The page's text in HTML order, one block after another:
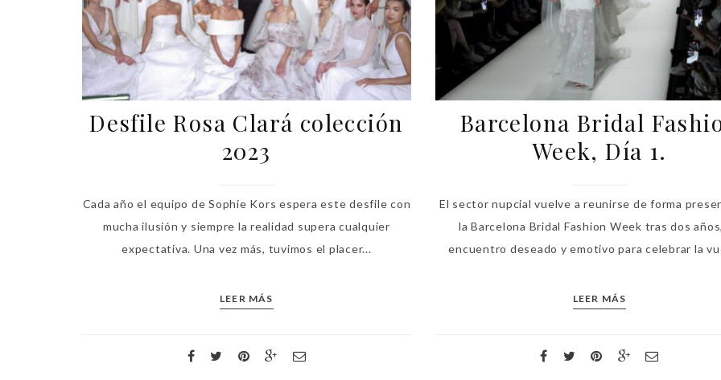
Desfile Rosa Clará colección
2023
Cada año el equipo de Sophie Kors espera este desfile con
mucha ilusión y siempre la realidad supera cualquier
expectativa. Una vez más, tuvimos el placer...
LEER MÁS
Barcelona Bridal
Week, Día 1.
El sector nupcial vuelve a reunirse de forma
la Barcelona Bridal Fashion Week tras dos
encuentro deseado y emotivo para celebrar la
LEER MÁS